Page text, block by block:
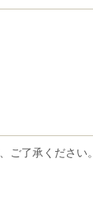
ご了承ください。